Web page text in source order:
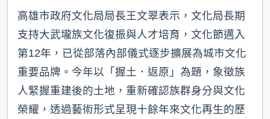
高雄市政府文化局局長王文翠表示，文化局長期
支持大武壠族文化復振與人才培育，文化節邁入
第12年，已從部落內部儀式逐步擴展為城市文化
重要品牌。今年以「握土．返原」為題，象徵族
人緊握重建後的土地，重新確認族群身分與文化
榮耀，透過藝術形式呈現十餘年來文化再生的歷